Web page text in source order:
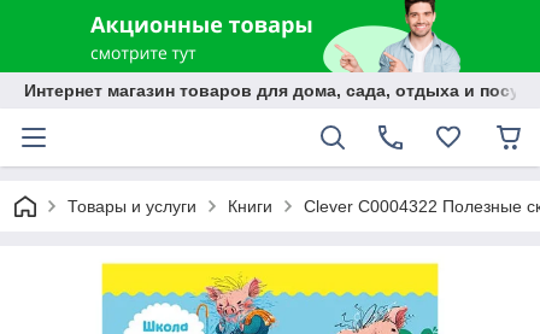
Интернет магазин товаров для дома, сада, отдыха и
Товары и услуги Книги Clever C0004322 Полезные